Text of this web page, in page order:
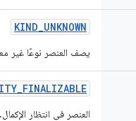
KIND_UNKNOWN
يصف العنصر نوعًا غير
_FINALIZABLE
العنصر في انتظار الإكمال.